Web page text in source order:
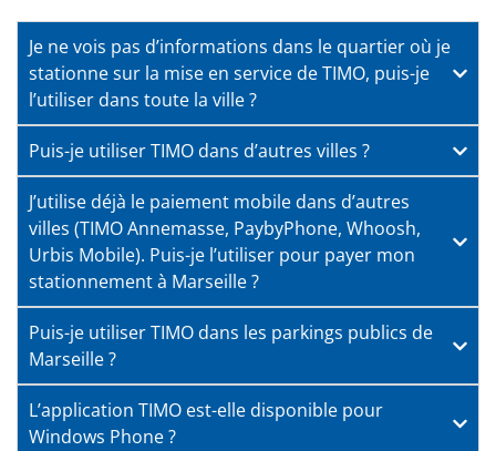
Je ne vois pas d’informations dans le quartier où je
stationne sur la mise en service de TIMO, puis-je
l’utiliser dans toute la ville ?
Puis-je utiliser TIMO dans d’autres villes ?
J’utilise déjà le paiement mobile dans d’autres
villes (TIMO Annemasse, PaybyPhone, Whoosh,
Urbis Mobile). Puis-je l’utiliser pour payer mon
stationnement à Marseille ?
Puis-je utiliser TIMO dans les parkings publics de
Marseille ?
L’application TIMO est-elle disponible pour
Windows Phone ?